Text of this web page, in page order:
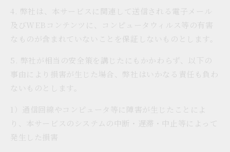
4. 弊社は、本サービスに関連して送信される電子メール
及びWEBコンテンツに、コンピュータウィルス等の有害
なものが含まれていないことを保証しないものとします。
5. 弊社が相当の安全策を講じたにもかかわらず、以下の
事由により損害が生じた場合、弊社はいかなる責任も負わ
ないものとします。
1）通信回線やコンピュータ等に障害が生じたことによ
り、本サービスのシステムの中断・遅滞・中止等によって
発生した損害